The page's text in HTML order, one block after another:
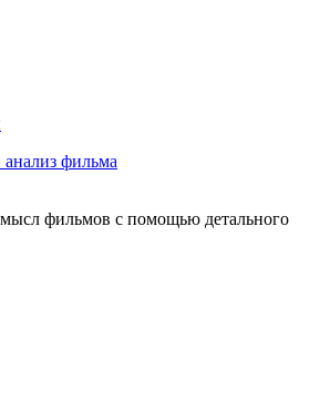
фильма
фильмов с помощью детального